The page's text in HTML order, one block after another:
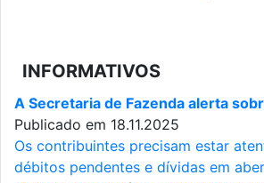
INFORMATIVOS
A Secretaria de Fazenda alerta
Publicado em 18.11.2025
Os contribuintes precisam estar
débitos pendentes e dívidas em